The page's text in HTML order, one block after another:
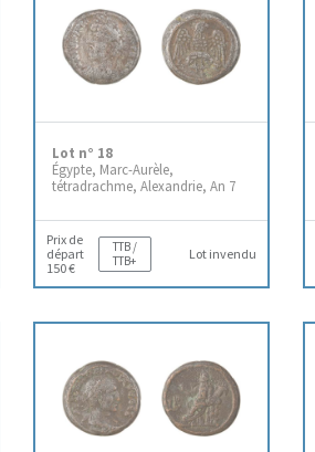
Lot n° 18
Égypte, Marc-Aurèle,
tétradrachme, Alexandrie, An 7
Prix de
départ
150 €
TTB /
TTB+
Lot invendu